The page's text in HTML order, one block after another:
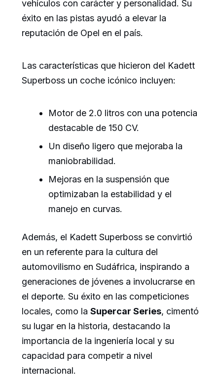
vehículos con carácter y personalidad. Su
éxito en las pistas ayudó a elevar la
reputación de Opel en el país.
Las características que hicieron del Kadett
Superboss un coche icónico incluyen:
Motor de 2.0 litros con una potencia
destacable de 150 CV.
Un diseño ligero que mejoraba la
maniobrabilidad.
Mejoras en la suspensión que
optimizaban la estabilidad y el
manejo en curvas.
Además, el Kadett Superboss se convirtió
en un referente para la cultura del
automovilismo en Sudáfrica, inspirando a
generaciones de jóvenes a involucrarse en
el deporte. Su éxito en las competiciones
locales, como la Supercar Series, cimentó
su lugar en la historia, destacando la
importancia de la ingeniería local y su
capacidad para competir a nivel
internacional.